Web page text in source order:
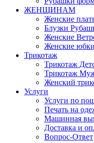
ЖЕНЩИНАМ
Женские
Блузки
Женские
Женские
Трикотаж
Трикотаж
Трикотаж
Женский
Услуги
Услуги по
Печать на
Машинная
Доставка и
Вопрос-Ответ